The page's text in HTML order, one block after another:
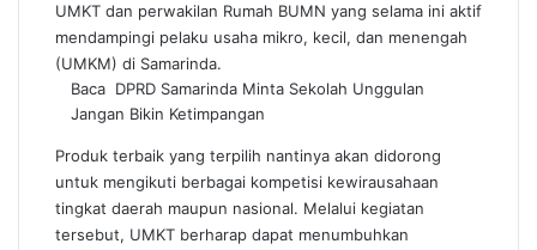
UMKT dan perwakilan Rumah BUMN yang selama ini aktif
mendampingi pelaku usaha mikro, kecil, dan menengah
(UMKM) di Samarinda.
Baca DPRD Samarinda Minta Sekolah Unggulan
Jangan Bikin Ketimpangan
Produk terbaik yang terpilih nantinya akan didorong
untuk mengikuti berbagai kompetisi kewirausahaan
tingkat daerah maupun nasional. Melalui kegiatan
tersebut, UMKT berharap dapat menumbuhkan